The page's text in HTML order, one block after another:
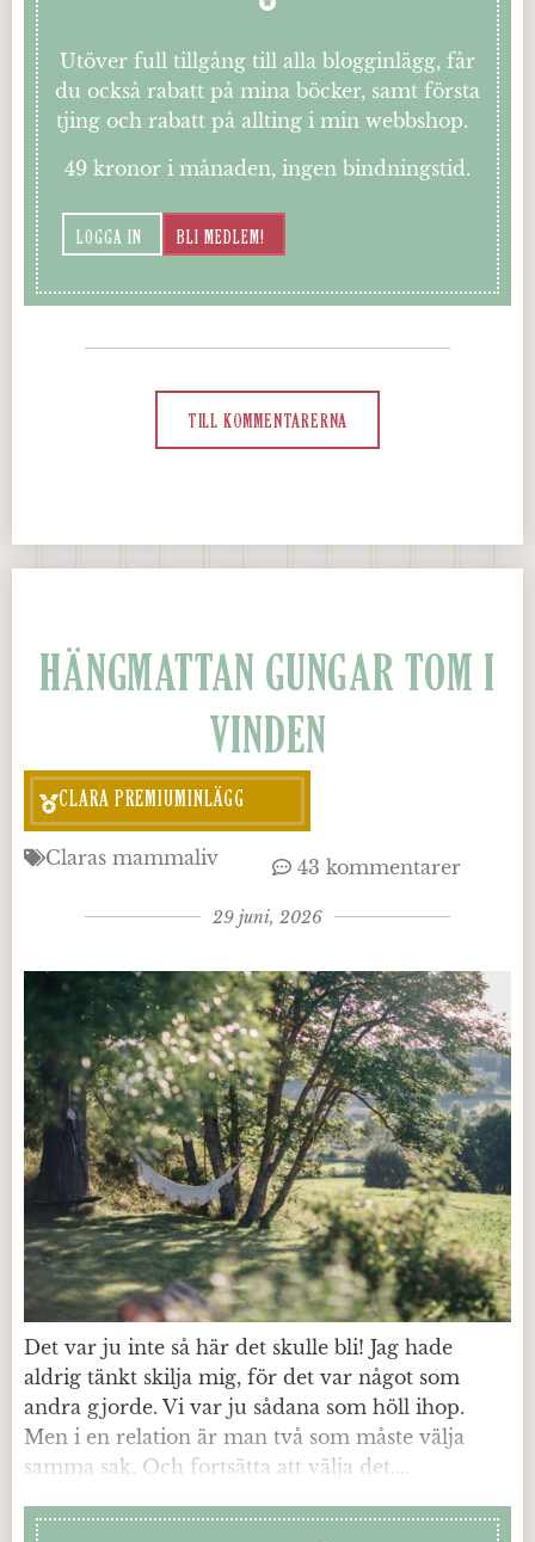
Utöver full tillgång till alla blogginlägg, får
du också rabatt på mina böcker, samt första
tjing och rabatt på allting i min webbshop.
49 kronor i månaden, ingen bindningstid.
LOGGA IN BLI MEDLEM!
TILL KOMMENTARERNA
HÄNGMATTAN GUNGAR TOM I
VINDEN
CLARA PREMIUMINLÄGG
Claras mammaliv 43 kommentarer
29 juni, 2026
Det var ju inte så här det skulle bli! Jag hade
aldrig tänkt skilja mig, för det var något som
andra gjorde. Vi var ju sådana som höll ihop.
Men i en relation är man två som måste välja
samma sak. Och fortsätta att välja det....